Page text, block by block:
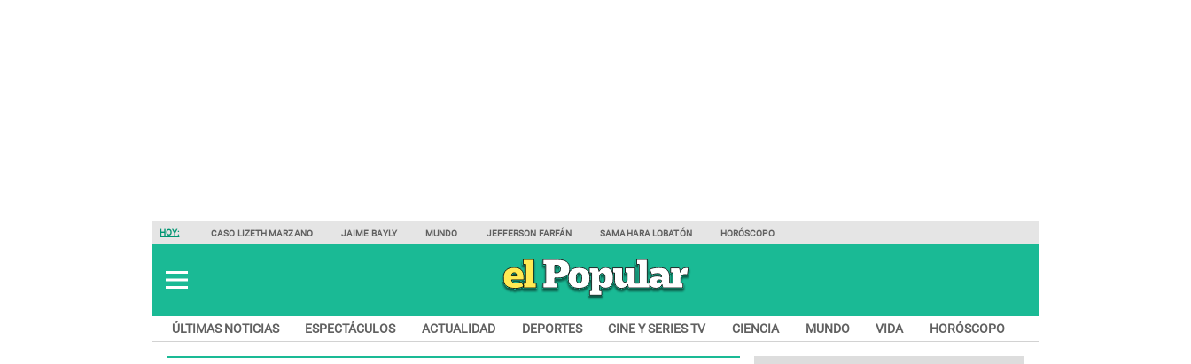
HOY: CASO LIZETH MARZANO JAIME BAYLY MUNDO JEFFERSON FARFÁN SAMAHARA LOBATÓN HORÓSCOPO
ÚLTIMAS NOTICIAS ESPECTÁCULOS ACTUALIDAD DEPORTES CINE Y SERIES TV CIENCIA MUNDO VIDA HORÓSCOPO